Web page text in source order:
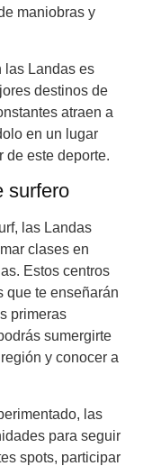
maniobras y
las Landas es
destinos de
atraen a
en un lugar
de este deporte.
surfero
las Landas
clases en
Estos centros
que te enseñarán
primeras
sumergirte
y conocer a
las
para seguir
spots, participar